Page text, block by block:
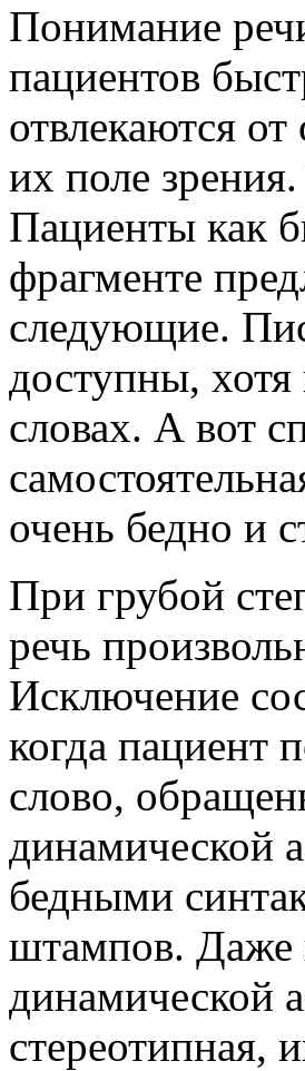
Понимание
пациентов
отвлекаются
их поле
Пациенты как
фрагменте
следующие.
доступны,
словах. А вот
очень бедно и
При грубой
речь
Исключение
когда пациент
слово,
динамической
бедными
штампов. Даже
динамической
стереотипная,